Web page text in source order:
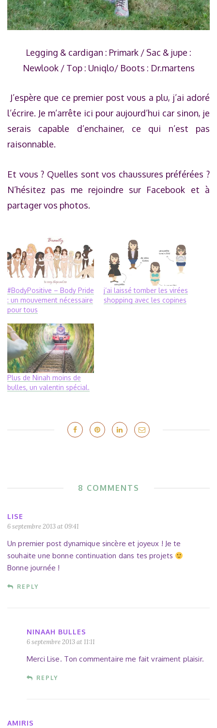
Legging & cardigan : Primark / Sac & jupe :
Newlook / Top : Uniqlo/ Boots : Dr.martens
J’espère que ce premier post vous a plu, j’ai adoré
l’écrire. Je m’arrête ici pour aujourd’hui car sinon, je
serais capable d’enchainer, ce qui n’est pas
raisonnable.
Et vous ? Quelles sont vos chaussures préférées ?
N’hésitez pas me rejoindre sur Facebook et à
partager vos photos.
#BodyPositive – Body Pride
: un mouvement nécessaire
pour tous
j’ai laissé tomber les virées
shopping avec les copines
Plus de Ninah moins de
bulles, un valentin spécial.
8 COMMENTS
LISE
6 septembre 2013 at 09:41
Un premier post dynamique sincère et joyeux ! Je te
souhaite une bonne continuation dans tes projets
Bonne journée !
REPLY
NINAAH BULLES
6 septembre 2013 at 11:11
Merci Lise. Ton commentaire me fait vraiment plaisir.
REPLY
AMIRIS